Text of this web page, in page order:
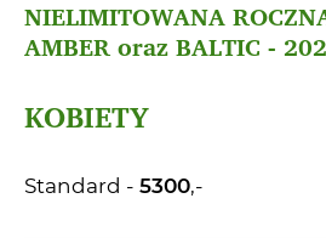
NIELIMITOWANA
AMBER oraz BALTIC -
KOBIETY
Standard - 5300,-